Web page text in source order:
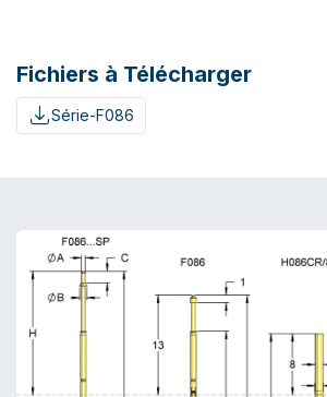
Fichiers à Télécharger
Série-F086